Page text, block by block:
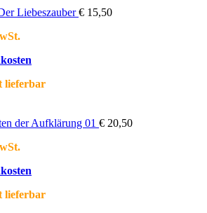
Liebeszauber € 15,50
lieferbar
der Aufklärung 01 € 20,50
lieferbar